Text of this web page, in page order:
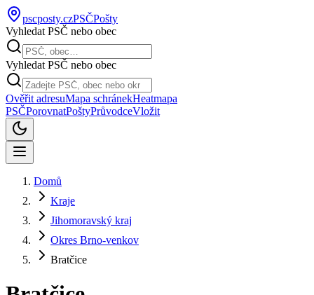
pscposty.czPSČPošty
Vyhledat PSČ nebo obec
Vyhledat PSČ nebo obec
Ověřit adresuMapa schránekHeatmapa
PSČPorovnatPoštyPrůvodceVložit
Domů
Kraje
Jihomoravský kraj
Okres Brno-venkov
Bratčice